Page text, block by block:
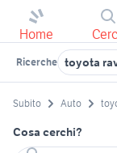
Home
Ricerche toyota
Subito Auto
Cosa cerchi?